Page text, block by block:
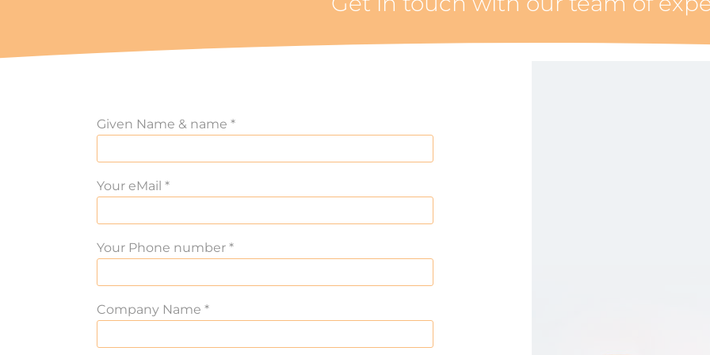
Given Name & name *
Your eMail *
Your Phone number *
Company Name *